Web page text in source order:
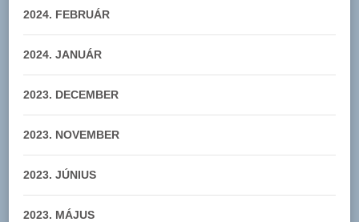
2024. FEBRUÁR
2024. JANUÁR
2023. DECEMBER
2023. NOVEMBER
2023. JÚNIUS
2023. MÁJUS